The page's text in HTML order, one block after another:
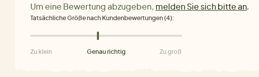
Um eine Bewertung abzugeben, melden Sie sich bitte an.
Tatsächliche Größe nach Kundenbewertungen (4):
Zu klein Genau richtig Zu groß